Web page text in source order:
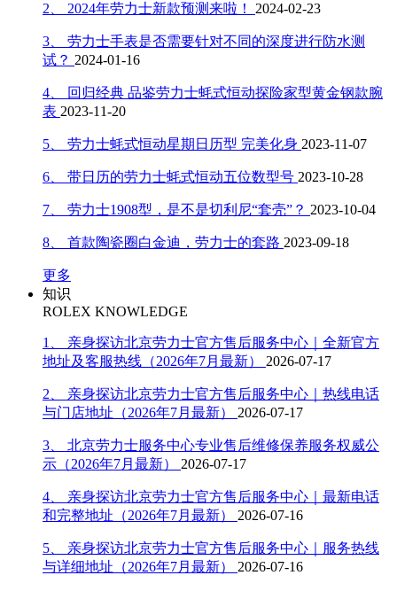
内蒙古自治区巴彦淖尔市临河区新华街劳力士售后服务中心（需提前预约）
内蒙古自治区包头市青山区幸福路甲3号王府井百货名表维修劳力士售后服务中心（需提前预约）
内蒙古自治区鄂尔多斯市东胜区伊金霍洛街劳力士售后服务中心（需提前预约）
内蒙古自治区通辽市科尔沁区明仁大街劳力士售后服务中心（需提前预约）
内蒙古自治区锡林郭勒盟市锡林浩特市光明街与额尔敦路交叉口劳力士售后服务中心（需提前预约）
内蒙古自治区兴安盟市乌兰浩特市兴安大街劳力士售后服务中心（需提前预约）
山西省临汾市尧都区解放路劳力士售后服务中心（需提前预约）
山西省吕梁市离石区永宁中路与建设街交叉口劳力士售后服务中心（需提前预约）
山西省朔州市朔城区怡西路与鄯阳西街交汇处劳力士售后服务中心（需提前预约）
山西省忻州市忻府区和平东街与七一南路交叉口劳力士售后服务中心（需提前预约）
山西省阳泉市郊区平阳东街与新城大道交叉口劳力士售后服务中心（需提前预约）
山西省长治市潞州区英雄中路劳力士售后服务中心（需提前预约）
山西省太原市迎泽区迎泽街道解放路15号亨得利名表维修授权店3楼劳力士售后服务中心（需提前预约）
安徽省安庆市迎江区人民路劳力士售后服务中心（需提前预约）
2、 2024年劳力士新款预测来啦！ 2024-02-23
3、 劳力士手表是否需要针对不同的深度进行防水测
试？ 2024-01-16
4、 回归经典 品鉴劳力士蚝式恒动探险家型黄金钢款腕
表 2023-11-20
5、 劳力士蚝式恒动星期日历型 完美化身 2023-11-07
6、 带日历的劳力士蚝式恒动五位数型号 2023-10-28
7、 劳力士1908型，是不是切利尼“套壳”？ 2023-10-04
8、 首款陶瓷圈白金迪，劳力士的套路 2023-09-18
更多
知识
ROLEX KNOWLEDGE
1、 亲身探访北京劳力士官方售后服务中心｜全新官方
地址及客服热线（2026年7月最新） 2026-07-17
2、 亲身探访北京劳力士官方售后服务中心｜热线电话
与门店地址（2026年7月最新） 2026-07-17
3、 北京劳力士服务中心专业售后维修保养服务权威公
示（2026年7月最新） 2026-07-17
4、 亲身探访北京劳力士官方售后服务中心｜最新电话
和完整地址（2026年7月最新） 2026-07-16
5、 亲身探访北京劳力士官方售后服务中心｜服务热线
与详细地址（2026年7月最新） 2026-07-16